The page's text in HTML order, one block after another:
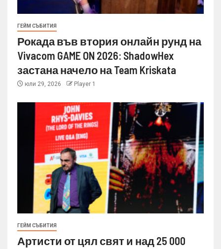
ГЕЙМ СЪБИТИЯ
Рокада във втория онлайн рунд на
Vivacom GAME ON 2026: ShadowHex
застана начело на Team Kriskata
юли 29, 2026 Player 1
ГЕЙМ СЪБИТИЯ
Артисти от цял свят и над 25 000